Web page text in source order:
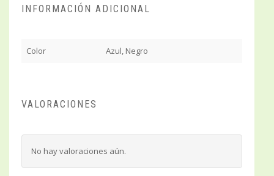
INFORMACIÓN ADICIONAL
Color Azul, Negro
VALORACIONES
No hay valoraciones aún.